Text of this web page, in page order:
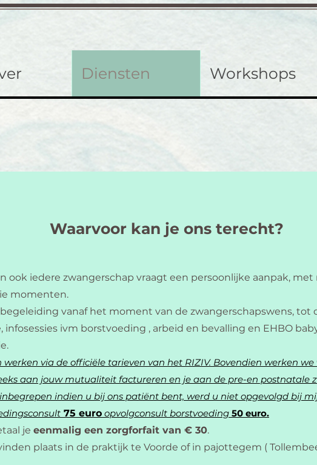
Diensten Workshops
Waarvoor kan je ons terecht?
ook iedere zwangerschap vraagt een persoonlijke aanpak,
momenten.
vanaf het moment van de zwangerschapswens, tot
infosessies ivm borstvoeding , arbeid en bevalling en EHBO
via de officiële tarieven van het RIZIV. Bovendien werken
aan jouw mutualiteit factureren en je aan de pre-en postnatale
indien u bij ons patiënt bent, werd u niet opgevolgd bij
75 euro opvolgconsult borstvoeding 50 euro.
je eenmalig een zorgforfait van € 30.
plaats in de praktijk te Voorde of in pajottegem (